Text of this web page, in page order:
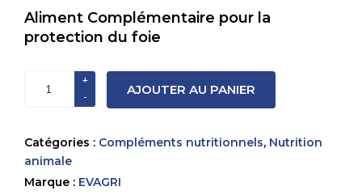
Aliment Complémentaire pour la
protection du foie
AJOUTER AU PANIER
Catégories : Compléments nutritionnels, Nutrition
animale
Marque : EVAGRI